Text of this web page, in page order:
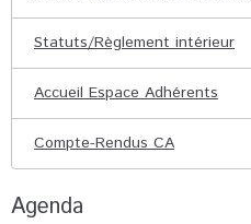
Statuts/Règlement intérieur
Accueil Espace Adhérents
Compte-Rendus CA
Agenda